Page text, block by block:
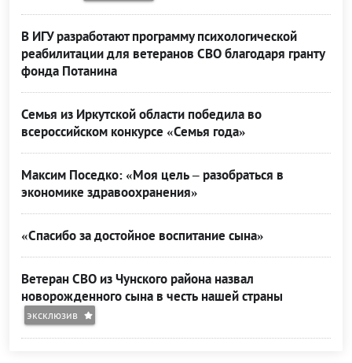
В ИГУ разработают программу психологической
реабилитации для ветеранов СВО благодаря гранту
фонда Потанина
Семья из Иркутской области победила во
всероссийском конкурсе «Семья года»
Максим Поседко: «Моя цель – разобраться в
экономике здравоохранения»
«Спасибо за достойное воспитание сына»
Ветеран СВО из Чунского района назвал
новорожденного сына в честь нашей страны
эксклюзив